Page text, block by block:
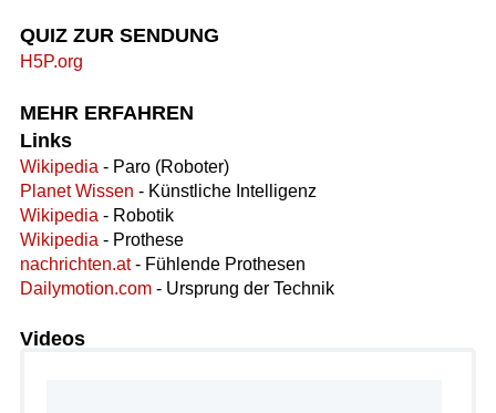
QUIZ ZUR SENDUNG
H5P.org
MEHR ERFAHREN
Links
Wikipedia - Paro (Roboter)
Planet Wissen - Künstliche Intelligenz
Wikipedia - Robotik
Wikipedia - Prothese
nachrichten.at- Fühlende Prothesen
Dailymotion.com- Ursprung der Technik
Videos